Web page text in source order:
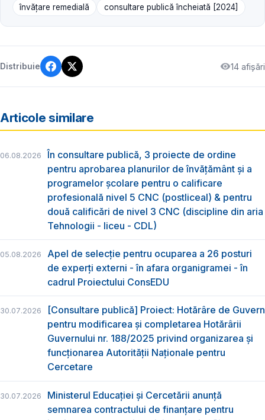
învățare remedială
consultare publică încheiată [2024]
Distribuie 14 afișări
Articole similare
06.08.2026
În consultare publică, 3 proiecte de ordine
pentru aprobarea planurilor de învățământ și a
programelor școlare pentru o calificare
profesională nivel 5 CNC (postliceal) & pentru
două calificări de nivel 3 CNC (discipline din aria
Tehnologii - liceu - CDL)
05.08.2026
Apel de selecție pentru ocuparea a 26 posturi
de experți externi - în afara organigramei - în
cadrul Proiectului ConsEDU
30.07.2026
[Consultare publică] Proiect: Hotărâre de Guvern
pentru modificarea și completarea Hotărârii
Guvernului nr. 188/2025 privind organizarea şi
funcţionarea Autorităţii Naţionale pentru
Cercetare
30.07.2026
Ministerul Educației și Cercetării anunță
semnarea contractului de finanțare pentru